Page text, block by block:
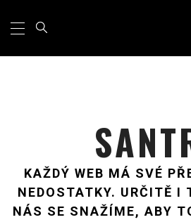
Menu
KAŽDÝ WEB MÁ SVÉ
NEDOSTATKY. URČITĚ I
NÁS SE SNAŽÍME, ABY